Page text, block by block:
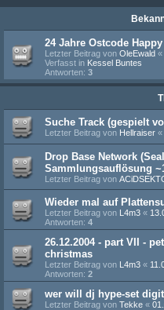
24 Jahre Ostcode
Letzter Beitrag von OleEwald «
Verfasst in Kessel Buntes
Antworten: 3
Suche Track (gespielt
Letzter Beitrag von Hellraiser «
Drop Base Network
Sammlungsauflösung
Letzter Beitrag von
Wieder mal auf
Letzter Beitrag von L4m3 «
Antworten: 4
26.12.2004 - part VII -
christmas
Letzter Beitrag von L4m3 «
Antworten: 2
wer will dj hype-set
Letzter Beitrag von Tekke «